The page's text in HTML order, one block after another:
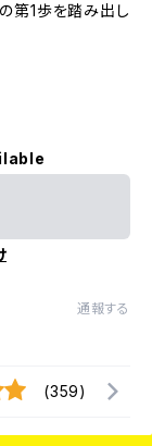
第1歩を踏み出し
通報する
(359)